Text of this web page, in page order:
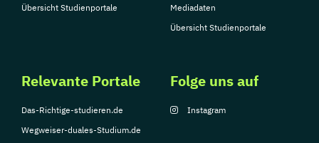
Übersicht Studienportale
Mediadaten
Übersicht Studienportale
Relevante Portale
Das-Richtige-studieren.de
Wegweiser-duales-Studium.de
Folge uns auf
Instagram